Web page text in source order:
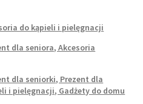
do kąpieli i pielęgnacji
dla seniora, Akcesoria
dla seniorki, Prezent dla
i pielęgnacji, Gadżety do domu